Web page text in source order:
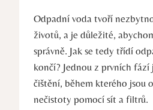
Odpadní voda tvoří
životů, a je důležité,
správně. Jak se tedy třídí
končí? Jednou z prvních fází
čištění, během kterého jsou
nečistoty pomocí sít a filtrů.